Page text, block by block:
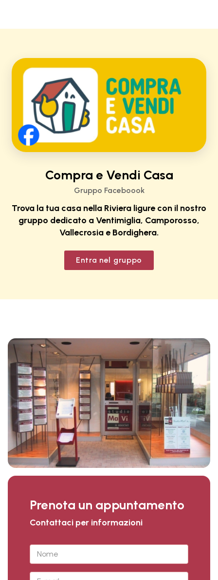
Compra e Vendi Casa
Gruppo Faceboook
Trova la tua casa nella Riviera ligure con il nostro
gruppo dedicato a Ventimiglia, Camporosso,
Vallecrosia e Bordighera.
Entra nel gruppo
Prenota un appuntamento
Contattaci per informazioni